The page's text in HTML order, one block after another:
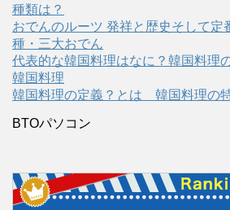
種類は？
おでんのルーツ 発祥と歴史そして定
種・三大おでん
代表的な韓国料理はなに？韓国料理
韓国料理
韓国料理の定義？とは 韓国料理の
BTOパソコン